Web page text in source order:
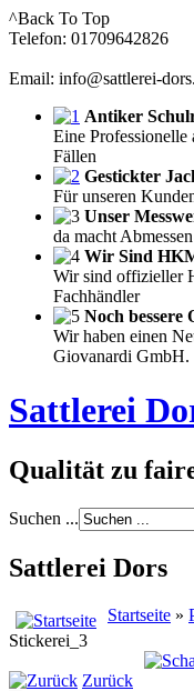
^Back To Top
Telefon: 01709642826
Email: info@sattlerei-
Antiker
Eine Professionelle
Fällen
Gestickter
Für unseren
Unser
da macht
Wir Sind
Wir sind offizieller
Fachhändler
Noch bessere
Wir haben einen
Giovanardi GmbH.
Sattlerei
Qualität zu
Suchen ...
Sattlerei Dors
Startseite »
Stickerei_3
Zurück